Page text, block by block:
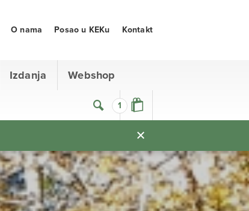
1
Izdanja Webshop
O nama Posao u KEKu Kontakt